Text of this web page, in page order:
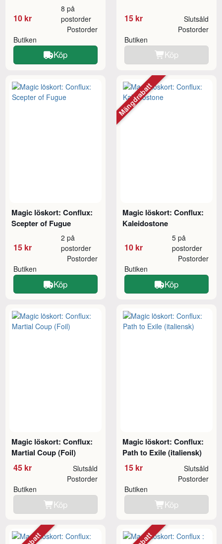
10 kr
8 på
postorder
Butiken
Postorder
Köp
15 kr Slutsåld
Butiken
Postorder
Köp
Magic löskort: Conflux:
Scepter of Fugue
15 kr
2 på
postorder
Butiken
Postorder
Köp
Magic löskort: Conflux:
Kaleidostone
10 kr
5 på
postorder
Butiken
Postorder
Köp
Mängdrabatt
Magic löskort: Conflux:
Martial Coup (Foil)
45 kr Slutsåld
Butiken
Postorder
Köp
Magic löskort: Conflux:
Path to Exile (italiensk)
15 kr Slutsåld
Butiken
Postorder
Köp